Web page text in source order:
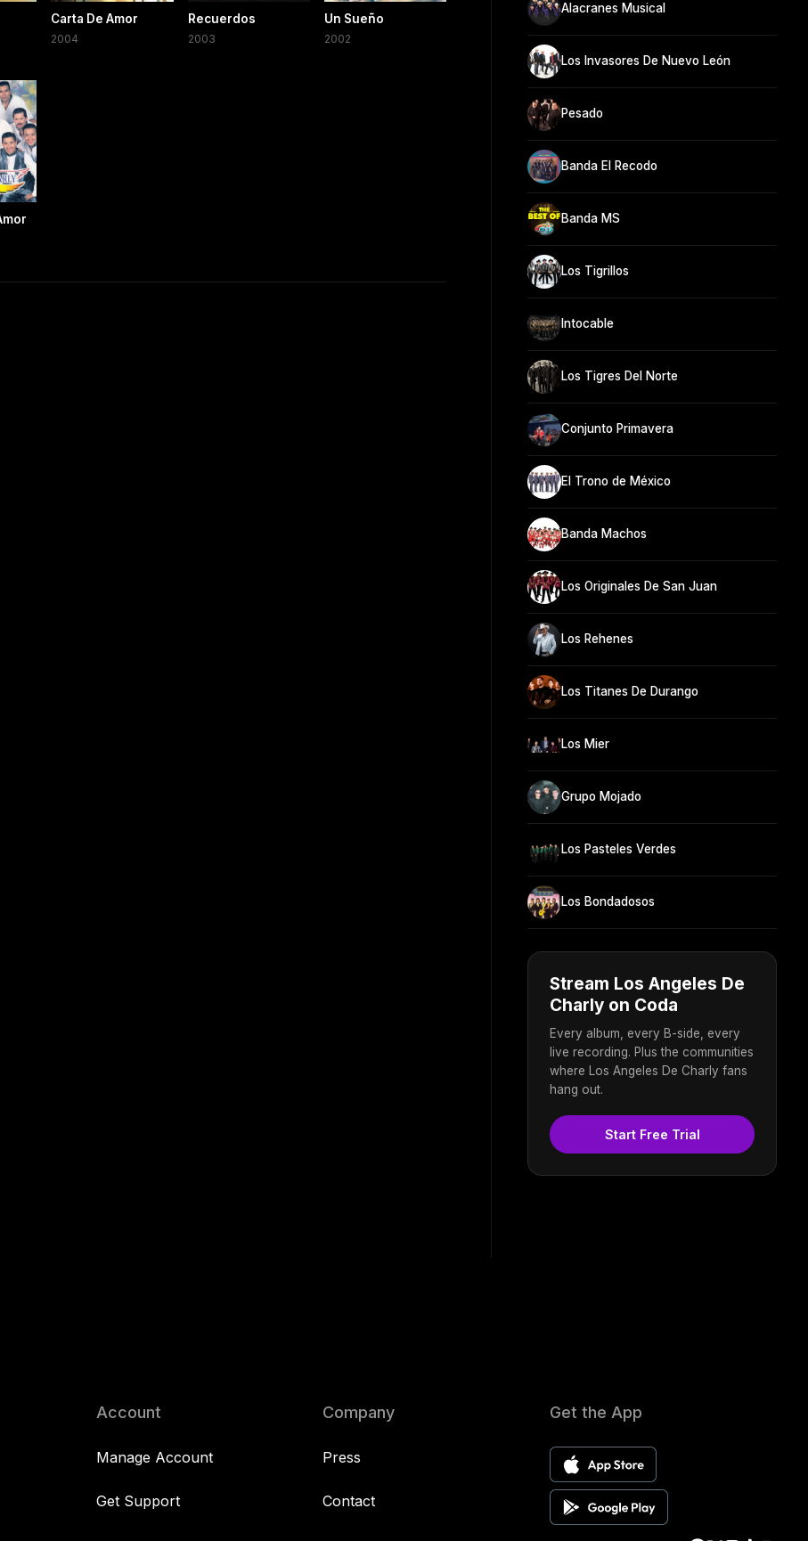
Carta De Amor
2004
Recuerdos
2003
Un Sueño
2002
Alacranes Musical
Los Invasores De Nuevo León
Pesado
Banda El Recodo
Banda MS
Los Tigrillos
Intocable
Los Tigres Del Norte
Conjunto Primavera
El Trono de México
Banda Machos
Los Originales De San Juan
Los Rehenes
Los Titanes De Durango
Los Mier
Grupo Mojado
Los Pasteles Verdes
Los Bondadosos
Stream Los Angeles De
Charly on Coda
Every album, every B-side, every
live recording. Plus the communities
where Los Angeles De Charly fans
hang out.
Start Free Trial
Account
Manage Account
Get Support
Company
Press
Contact
Get the App